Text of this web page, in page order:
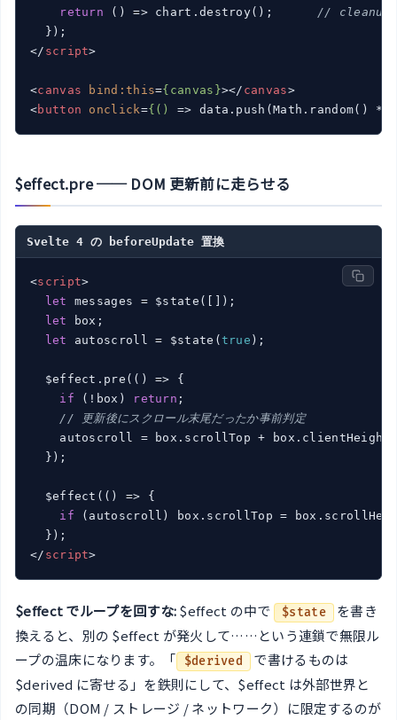
return
() => chart.destroy(); // cleanup
</ script>
<canvas bind:this={canvas}></ canvas>
<button onclick={() => data.push(Math.random() *
$effect.pre ── DOM 更新前に走らせる
Svelte 4 の beforeUpdate 置換
<script>
let
messages = $state([]);
let
box;
let
autoscroll = $state( true );
  $effect.pre(
() => {
if (!box) return ;
// 更新後にスクロール末尾だったか事前判定
autoscroll = box.scrollTop +
  });
  $effect(
() => {
if (autoscroll) box.scrollTop =
</ script>
$effect でループを回すな:$effect の中で $state を書き
換えると、別の $effect が発火して……という連鎖で無限ル
ープの温床になります。「
$derived
で書けるものは
$derived に寄せる」を鉄則にして、$effect は外部世界と
の同期（DOM / ストレージ / ネットワーク）に限定するのが